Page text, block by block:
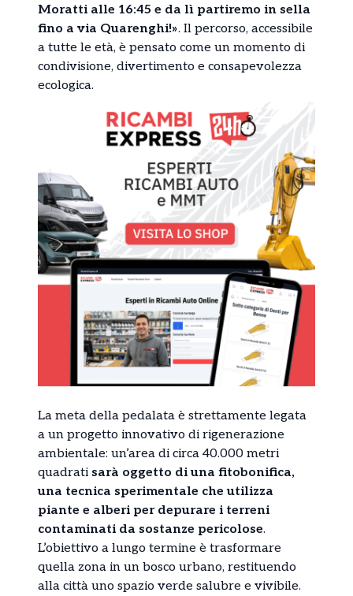
Moratti alle 16:45 e da lì partiremo in sella
fino a via Quarenghi!». Il percorso, accessibile
a tutte le età, è pensato come un momento di
condivisione, divertimento e consapevolezza
ecologica.
La meta della pedalata è strettamente legata
a un progetto innovativo di rigenerazione
ambientale: un’area di circa 40.000 metri
quadrati sarà oggetto di una fitobonifica,
una tecnica sperimentale che utilizza
piante e alberi per depurare i terreni
contaminati da sostanze pericolose.
L’obiettivo a lungo termine è trasformare
quella zona in un bosco urbano, restituendo
alla città uno spazio verde salubre e vivibile.